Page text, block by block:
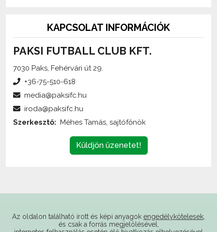
PAKSI FUTBALL CLUB KFT.
7030 Paks, Fehérvári út 29.
Küldjön üzenetet!
internetes felhasználás esetén élő hivatkozás elhelyezésével
(forrás: paksifc.hu) használhatóak fel.